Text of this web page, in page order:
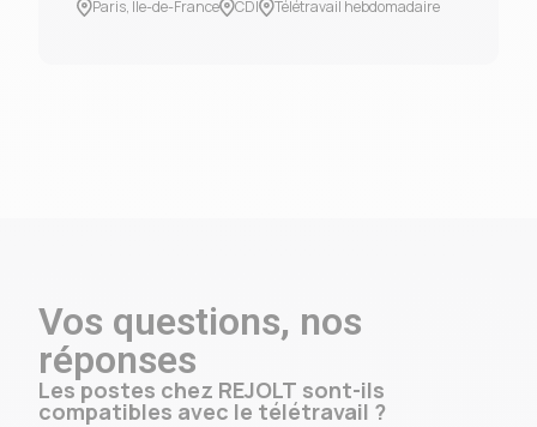
Paris, Île-de-France CDI Télétravail hebdomadaire
Vos questions, nos
réponses
Les postes chez REJOLT sont-ils
compatibles avec le télétravail ?